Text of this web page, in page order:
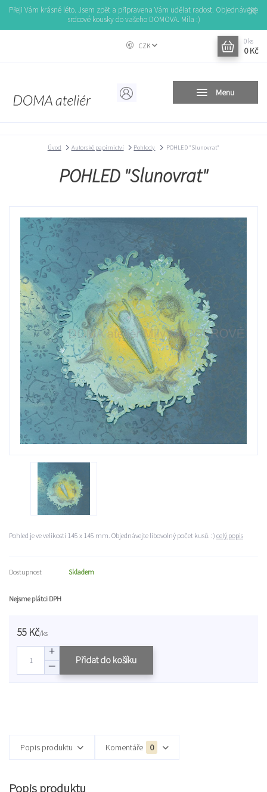
Přeji Vám krásné léto. Jsem zpět a připravena Vám udělat radost. Objednávejte
srdcové kousky do vašeho DOMOVA. Míla :)
Menu
CZK
0 ks
0 Kč
Úvod Autorské papírnictví Pohledy POHLED "Slunovrat"
POHLED "Slunovrat"
Pohled je ve velikosti 145 x 145 mm. Objednávejte libovolný počet kusů. :) celý popis
Dostupnost Skladem
Nejsme plátci DPH
55 Kč/ks
Přidat do košíku
Popis produktu Komentáře 0
Popis produktu